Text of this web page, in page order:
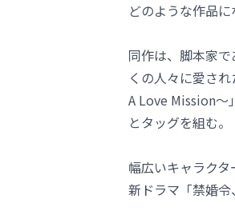
どのような作品に
同作は、脚本家
くの人々に愛さ
A Love Mission～
とタッグを組む。
幅広いキャラク
新ドラマ「禁婚令